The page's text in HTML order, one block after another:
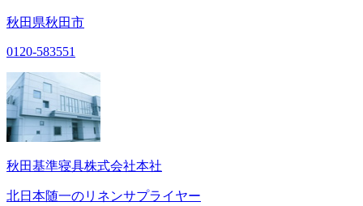
秋田県秋田市
0120-583551
秋田基準寝具株式会社本社
北日本随一のリネンサプライヤー